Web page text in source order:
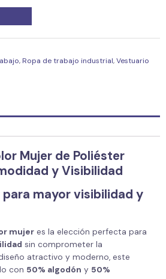
,Ropa de trabajo industrial,Vestuario
Mujer de Poliéster
y Visibilidad
mayor visibilidad y
mujer es la elección perfecta para
sin comprometer la
atractivo y moderno, este
con 50% algodón y 50%